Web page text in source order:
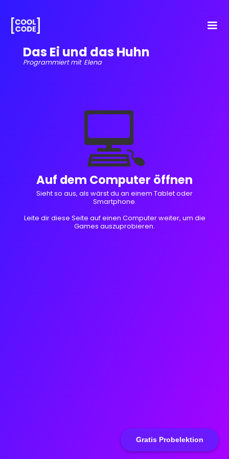
Gratis Probelektion
Das Ei und das Huhn
Programmiert mit Elena
💻
Auf dem Computer öffnen
Sieht so aus, als wärst du an einem Tablet oder
Smartphone.
Leite dir diese Seite auf einen Computer weiter, um die
Games auszuprobieren.